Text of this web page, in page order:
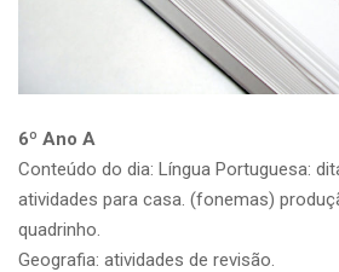
6º Ano A
Conteúdo do dia: Língua Portuguesa:
atividades para casa. (fonemas)
quadrinho.
Geografia: atividades de revisão.